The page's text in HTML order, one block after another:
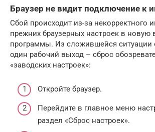
Браузер не видит подключение к
Сбой происходит из-за некорректного
прежних браузерных настроек в новую
программы. Из сложившейся ситуации
один рабочий выход – сброс
«заводских настроек»:
Откройте браузер.
Перейдите в главное меню
раздел «Сброс настроек».